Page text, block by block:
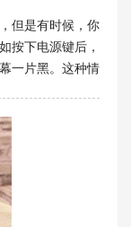
但是有时候，你
按下电源键后，
一片黑。这种情